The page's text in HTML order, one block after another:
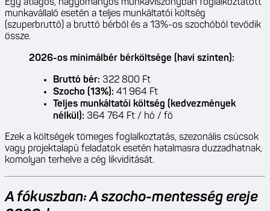
Egy átlagos, hagyományos munkaviszonyban foglalkoztatott
munkavállaló esetén a teljes munkáltatói költség
(szuperbruttó) a bruttó bérből és a 13%-os szochóból tevődik
össze.
2026-os minimálbér bérköltsége (havi szinten):
Bruttó bér: 322 800 Ft
Szocho (13%): 41 964 Ft
Teljes munkáltatói költség (kedvezmények
nélkül): 364 764 Ft / hó / fő
Ezek a költségek tömeges foglalkoztatás, szezonális csúcsok
vagy projektalapú feladatok esetén hatalmasra duzzadhatnak,
komolyan terhelve a cég likviditását.
A fókuszban: A szocho-mentesség ereje